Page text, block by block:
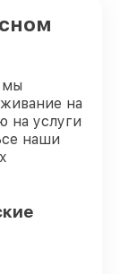
мы
на
на услуги
наши